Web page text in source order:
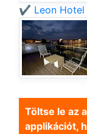
✔️ Leon Hotel
Töltse le az
applikációt,